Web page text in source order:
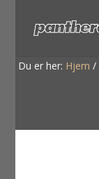
Du er her: Hjem /